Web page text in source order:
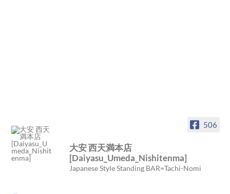
506
大安 西天満本店
[Daiyasu_Umeda_Nishitenma]
Japanese Style Standing BAR=Tachi-Nomi